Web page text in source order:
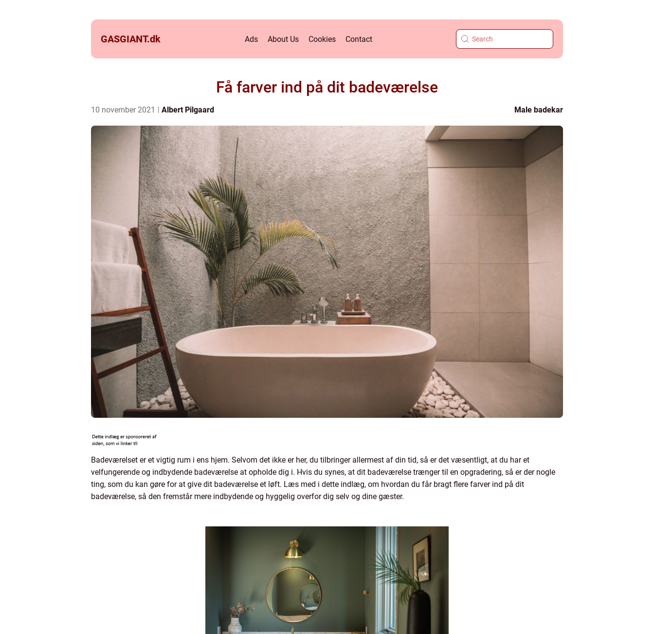
GASGIANT.dk Ads About Us Cookies Contact
Få farver ind på dit badeværelse
10 november 2021 Albert Pilgaard Male badekar
Badeværelset er et vigtig rum i ens hjem. Selvom det ikke er her, du tilbringer allermest af din tid, så er det væsentligt, at du har et
velfungerende og indbydende badeværelse at opholde dig i. Hvis du synes, at dit badeværelse trænger til en opgradering, så er der nogle
ting, som du kan gøre for at give dit badeværelse et løft. Læs med i dette indlæg, om hvordan du får bragt flere farver ind på dit
badeværelse, så den fremstår mere indbydende og hyggelig overfor dig selv og dine gæster.